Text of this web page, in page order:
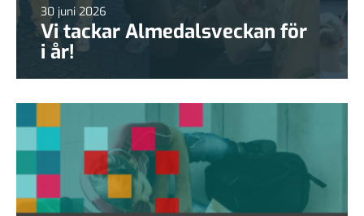
30 juni 2026
Vi tackar Almedalsveckan för
i år!